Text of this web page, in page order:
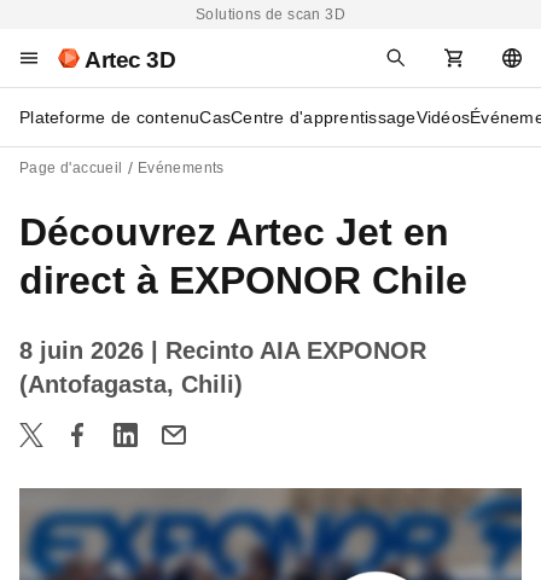
Solutions de scan 3D
Artec 3D
Plateforme de contenuCasCentre d'apprentissageVidéos
Page d'accueil Evénements
Découvrez Artec Jet en
direct à EXPONOR Chile
8 juin 2026
| Recinto AIA EXPONOR
(Antofagasta, Chili)